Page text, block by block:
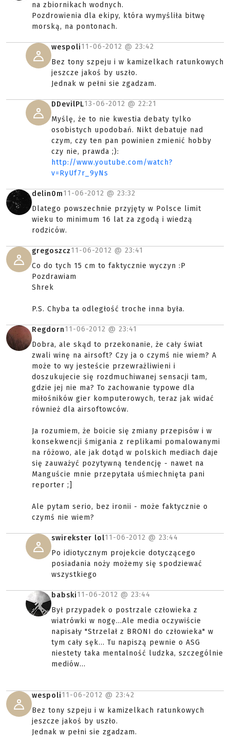
na zbiornikach wodnych.
Pozdrowienia dla ekipy, która wymyśliła bitwę
morską, na pontonach.
wespoli11-06-2012 @ 23:42
Bez tony szpeju i w kamizelkach ratunkowych
jeszcze jakoś by uszło.
Jednak w pełni sie zgadzam.
DDevilPL13-06-2012 @ 22:21
Myślę, że to nie kwestia debaty tylko
osobistych upodobań. Nikt debatuje nad
czym, czy ten pan powinien zmienić hobby
czy nie, prawda ;):
http://www.youtube.com/watch?
v=RyUf7r_9yNs
delin0m11-06-2012 @ 23:32
Dlatego powszechnie przyjęty w Polsce limit
wieku to minimum 16 lat za zgodą i wiedzą
rodziców.
gregoszcz11-06-2012 @ 23:41
Co do tych 15 cm to faktycznie wyczyn :P
Pozdrawiam
Shrek
P.S. Chyba ta odległość troche inna była.
Regdorn11-06-2012 @ 23:41
Dobra, ale skąd to przekonanie, że cały świat
zwali winę na airsoft? Czy ja o czymś nie wiem? A
może to wy jesteście przewrażliwieni i
doszukujecie się rozdmuchiwanej sensacji tam,
gdzie jej nie ma? To zachowanie typowe dla
miłośników gier komputerowych, teraz jak widać
również dla airsoftowców.
Ja rozumiem, że boicie się zmiany przepisów i w
konsekwencji śmigania z replikami pomalowanymi
na różowo, ale jak dotąd w polskich mediach daje
się zauważyć pozytywną tendencję - nawet na
Manguście mnie przepytała uśmiechnięta pani
reporter ;]
Ale pytam serio, bez ironii - może faktycznie o
czymś nie wiem?
swirekster lol11-06-2012 @ 23:44
Po idiotycznym projekcie dotyczącego
posiadania noży możemy się spodziewać
wszystkiego
babski11-06-2012 @ 23:44
Był przypadek o postrzale człowieka z
wiatrówki w nogę...Ale media oczywiście
napisały "Strzelał z BRONI do człowieka" w
tym cały sęk... Tu napiszą pewnie o ASG
niestety taka mentalność ludzka, szczególnie
mediów...
wespoli11-06-2012 @ 23:42
Bez tony szpeju i w kamizelkach ratunkowych
jeszcze jakoś by uszło.
Jednak w pełni sie zgadzam.